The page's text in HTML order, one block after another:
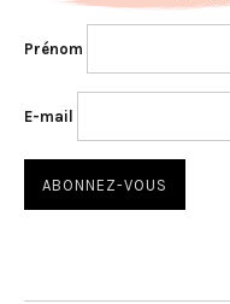
Prénom
E-mail